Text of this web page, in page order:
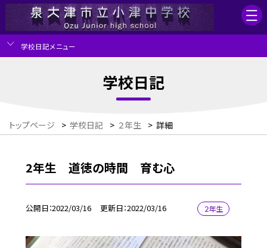
学校日記メニュー
学校日記
トップページ > 学校日記 > ２年生 > 詳細
2年生 道徳の時間 育む心
公開日 2022/03/16 更新日 2022/03/16 ２年生